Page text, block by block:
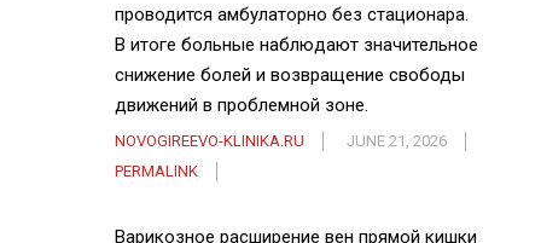
проводится амбулаторно без стационара.
В итоге больные наблюдают значительное
снижение болей и возвращение свободы
движений в проблемной зоне.
NOVOGIREEVO-KLINIKA.RU
JUNE 21, 2026
PERMALINK
Варикозное расширение вен прямой кишки